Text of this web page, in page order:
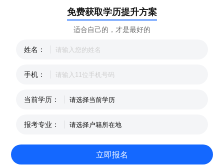
免费获取学历提升方案
适合自己的，才是最好的
姓名：
手机：
当前学历：
报考专业：